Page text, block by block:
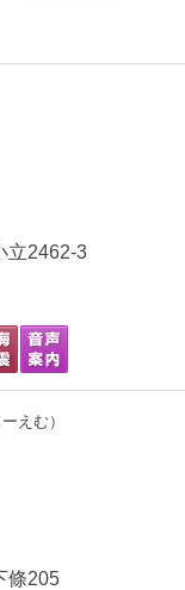
立2462-3
えむ）
條205